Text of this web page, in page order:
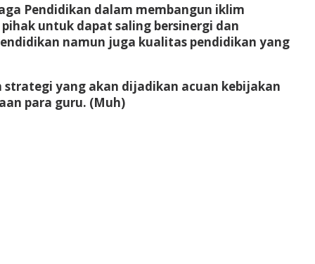
Pendidikan dalam membangun iklim
untuk dapat saling bersinergi dan
namun juga kualitas pendidikan yang
strategi yang akan dijadikan acuan kebijakan
para guru. (Muh)